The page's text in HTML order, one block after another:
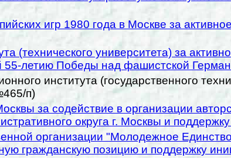
игр 1980 года в Москве за
(технического университета) за
летию Победы над фашистской
института (государственного
п)
за содействие в организации
округа г. Москвы и
организации "Молодежное
гражданскую позицию и поддержку